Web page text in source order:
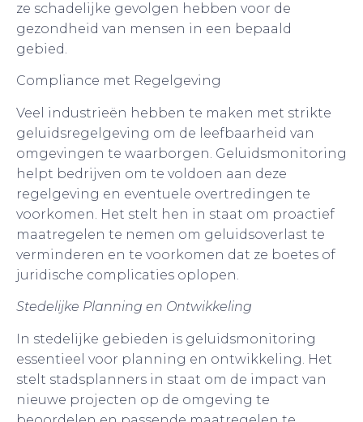
ze schadelijke gevolgen hebben voor de
gezondheid van mensen in een bepaald
gebied.
Compliance met Regelgeving
Veel industrieën hebben te maken met strikte
geluidsregelgeving om de leefbaarheid van
omgevingen te waarborgen. Geluidsmonitoring
helpt bedrijven om te voldoen aan deze
regelgeving en eventuele overtredingen te
voorkomen. Het stelt hen in staat om proactief
maatregelen te nemen om geluidsoverlast te
verminderen en te voorkomen dat ze boetes of
juridische complicaties oplopen.
Stedelijke Planning en Ontwikkeling
In stedelijke gebieden is geluidsmonitoring
essentieel voor planning en ontwikkeling. Het
stelt stadsplanners in staat om de impact van
nieuwe projecten op de omgeving te